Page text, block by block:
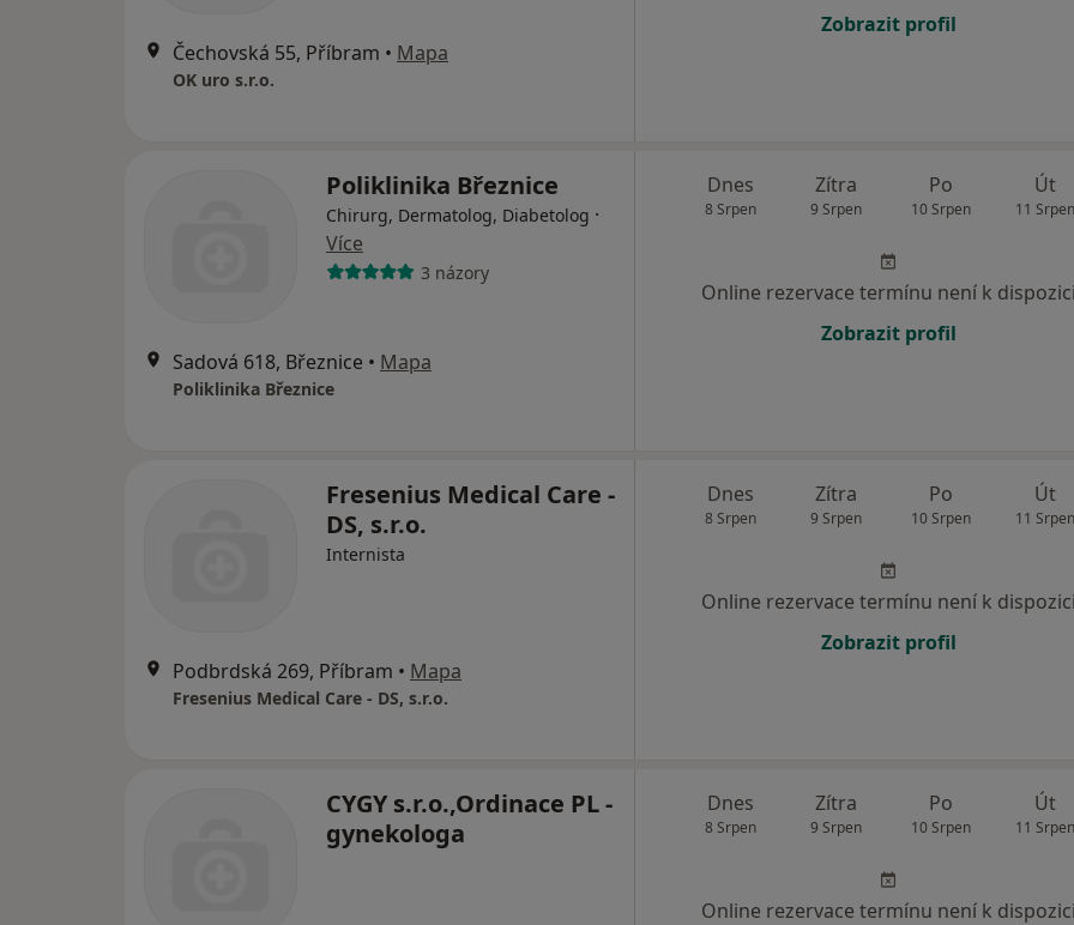
Čechovská 55, Příbram • Mapa
OK uro s.r.o.
Zobrazit profil
Poliklinika Březnice
Chirurg, Dermatolog, Diabetolog ·
Více
3 názory
Sadová 618, Březnice • Mapa
Poliklinika Březnice
Dnes
8 Srpen
Zítra
9 Srpen
Po
10 Srpen
Út
11 Srpen
Online rezervace termínu není k dispozici
Zobrazit profil
Fresenius Medical Care -
DS, s.r.o.
Internista
Podbrdská 269, Příbram • Mapa
Fresenius Medical Care - DS, s.r.o.
Dnes
8 Srpen
Zítra
9 Srpen
Po
10 Srpen
Út
11 Srpen
Online rezervace termínu není k dispozici
Zobrazit profil
CYGY s.r.o.,Ordinace PL -
gynekologa
Dnes
8 Srpen
Zítra
9 Srpen
Po
10 Srpen
Út
11 Srpen
Online rezervace termínu není k dispozici